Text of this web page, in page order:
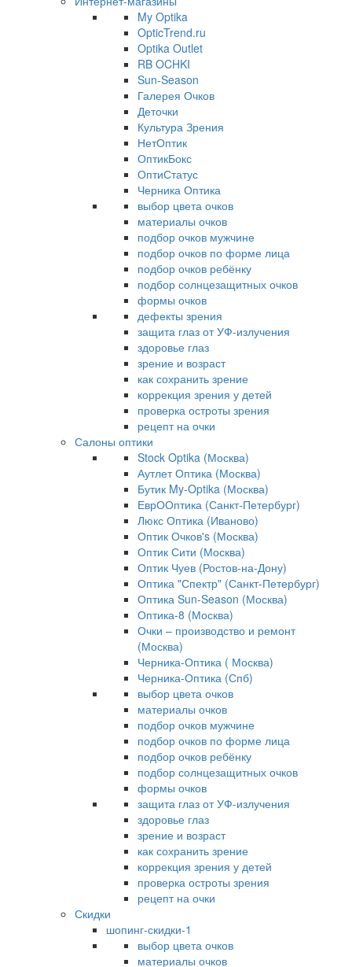
My Optika
OpticTrend.ru
Optika Outlet
RB OCHKI
Sun-Season
Галерея Очков
Деточки
Культура Зрения
НетОптик
ОптикБокс
ОптиСтатус
Черника Оптика
выбор цвета очков
материалы очков
подбор очков мужчине
подбор очков по форме лица
подбор очков ребёнку
подбор солнцезащитных очков
формы очков
дефекты зрения
защита глаз от УФ-излучения
здоровье глаз
зрение и возраст
как сохранить зрение
коррекция зрения у детей
проверка остроты зрения
рецепт на очки
Салоны оптики
Stock Optika (Москва)
Аутлет Оптика (Москва)
Бутик My-Optika (Москва)
ЕврООптика (Санкт-Петербург)
Люкс Оптика (Иваново)
Оптик Очков's (Москва)
Оптик Сити (Москва)
Оптик Чуев (Ростов-на-Дону)
Оптика "Спектр" (Санкт-Петербург)
Оптика Sun-Season (Москва)
Оптика-8 (Москва)
Очки – производство и ремонт
(Москва)
Черника-Оптика ( Москва)
Черника-Оптика (Спб)
выбор цвета очков
материалы очков
подбор очков мужчине
подбор очков по форме лица
подбор очков ребёнку
подбор солнцезащитных очков
формы очков
защита глаз от УФ-излучения
здоровье глаз
зрение и возраст
как сохранить зрение
коррекция зрения у детей
проверка остроты зрения
рецепт на очки
Скидки
шопинг-скидки-1
выбор цвета очков
материалы очков